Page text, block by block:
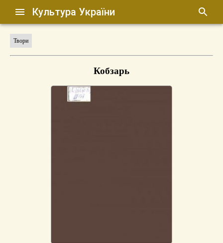
Культура України
Твори
Кобзарь